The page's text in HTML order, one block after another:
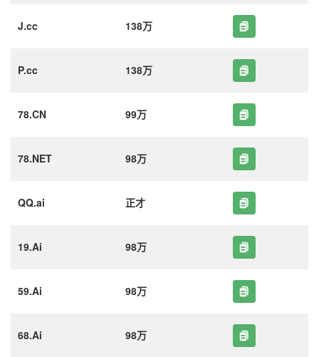
J.cc 138万
P.cc 138万
78.CN 99万
78.NET 98万
QQ.ai 正才
19.Ai 98万
59.Ai 98万
68.Ai 98万